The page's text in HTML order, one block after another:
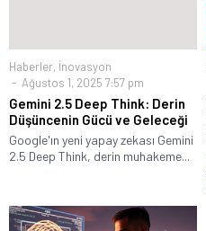
Haberler, İnovasyon
Ağustos 1, 2025 7:57 pm
Gemini 2.5 Deep Think: Derin
Düşüncenin Gücü ve Geleceği
Google'ın yeni yapay zekası Gemini
2.5 Deep Think, derin muhakeme...